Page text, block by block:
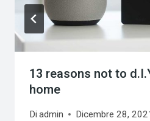
13 reasons not to
home
Di admin Dicembre 28,